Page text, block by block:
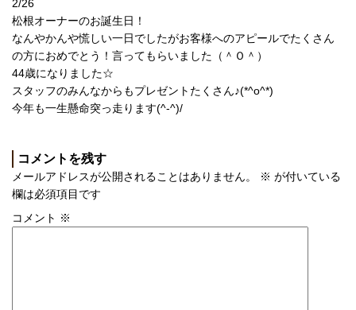
2/26
松根オーナーのお誕生日！
なんやかんや慌しい一日でしたがお客様へのアピールでたくさん
の方におめでとう！言ってもらいました（＾Ｏ＾）
44歳になりました☆
スタッフのみんなからもプレゼントたくさん♪(*^o^*)
今年も一生懸命突っ走ります(^-^)/
コメントを残す
メールアドレスが公開されることはありません。 ※ が付いている
欄は必須項目です
コメント ※